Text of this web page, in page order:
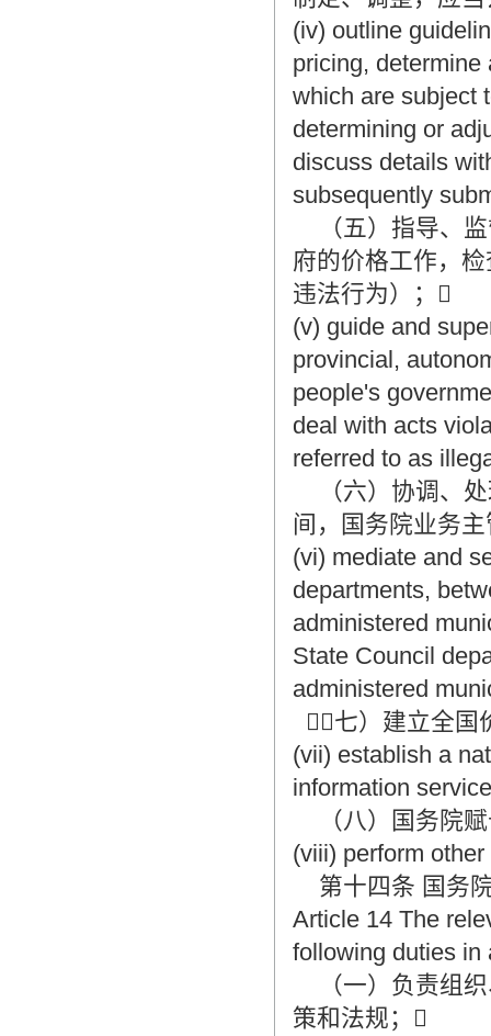
(iv) outline
pricing,
which are subject
determining or
discuss details
subsequently
（五）指导、监
府的价格工作，
违法行为）；
(v) guide and
provincial,
people's
deal with acts
referred to as
（六）协调、处
间，国务院业务
(vi) mediate and
departments,
administered
State Council
administered
（七）建立全
(vii) establish a
information
（八）国务院赋
(viii) perform
第十四条 国务
Article 14 The
following duties in
（一）负责组织
策和法规；